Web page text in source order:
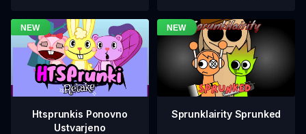
Htsprunkis Ponovno
Ustvarjeno
Sprunklairity Sprunked